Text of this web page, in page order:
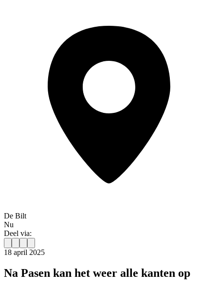
De Bilt
Nu
Deel via:
18 april 2025
Na Pasen kan het weer alle kanten op